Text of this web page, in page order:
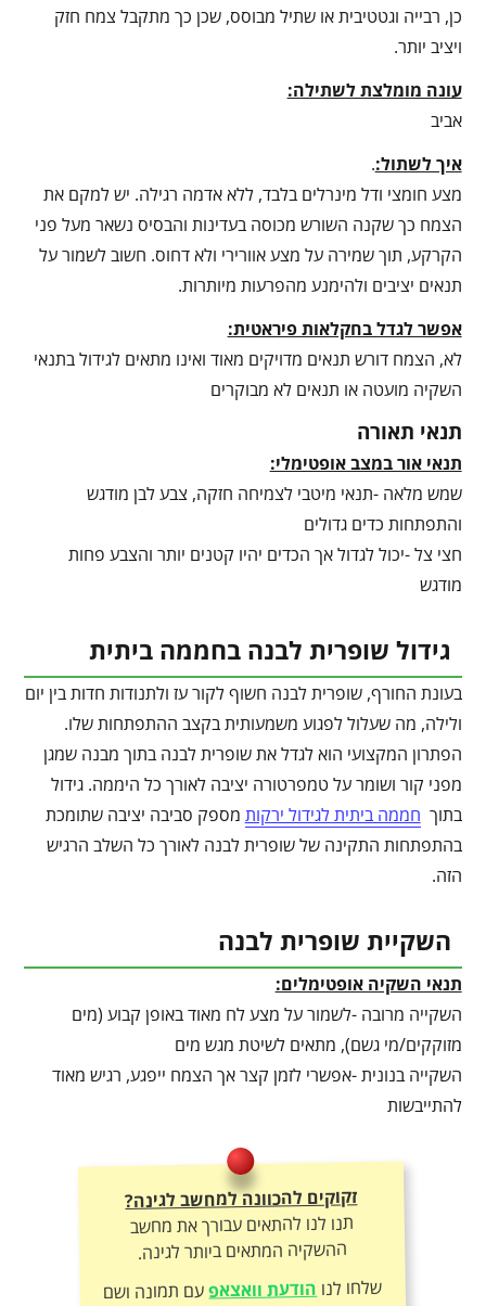
כן, רבייה וגטטיבית או שתיל מבוסס, שכן כך מתקבל צמח חזק
ויציב יותר.
עונה מומלצת לשתילה:
אביב
איך לשתול:.
מצע חומצי ודל מינרלים בלבד, ללא אדמה רגילה. יש למקם את
הצמח כך שקנה השורש מכוסה בעדינות והבסיס נשאר מעל פני
הקרקע, תוך שמירה על מצע אוורירי ולא דחוס. חשוב לשמור על
תנאים יציבים ולהימנע מהפרעות מיותרות.
אפשר לגדל בחקלאות פיראטית:
לא, הצמח דורש תנאים מדויקים מאוד ואינו מתאים לגידול בתנאי
השקיה מועטה או תנאים לא מבוקרים
תנאי תאורה
תנאי אור במצב אופטימלי:
שמש מלאה -תנאי מיטבי לצמיחה חזקה, צבע לבן מודגש
והתפתחות כדים גדולים
חצי צל -יכול לגדול אך הכדים יהיו קטנים יותר והצבע פחות
מודגש
גידול שופרית לבנה בחממה ביתית
בעונת החורף, שופרית לבנה חשוף לקור עז ולתנודות חדות בין יום
ולילה, מה שעלול לפגוע משמעותית בקצב ההתפתחות שלו.
הפתרון המקצועי הוא לגדל את שופרית לבנה בתוך מבנה שמגן
מפני קור ושומר על טמפרטורה יציבה לאורך כל היממה. גידול
בתוך חממה ביתית לגידול ירקות מספק סביבה יציבה שתומכת
בהתפתחות התקינה של שופרית לבנה לאורך כל השלב הרגיש
הזה.
השקיית שופרית לבנה
תנאי השקיה אופטימלים:
השקייה מרובה -לשמור על מצע לח מאוד באופן קבוע (מים
מזוקקים/מי גשם), מתאים לשיטת מגש מים
השקייה בנונית -אפשרי לזמן קצר אך הצמח ייפגע, רגיש מאוד
להתייבשות
זקוקים להכוונה למחשב לגינה?
תנו לנו להתאים עבורך את מחשב
ההשקיה המתאים ביותר לגינה.
שלחו לנוהודעת וואצאפעם תמונה ושם
הצמח – ונכוון אתכם לפתרון שיחזיר לו את